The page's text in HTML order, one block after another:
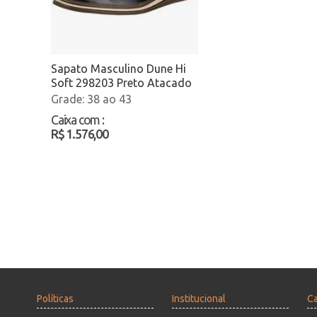
Sapato Masculino Dune Hi
Soft 298203 Preto Atacado
38 ao 43
Caixa com :
R$ 1.576,00
Políticas Institucional